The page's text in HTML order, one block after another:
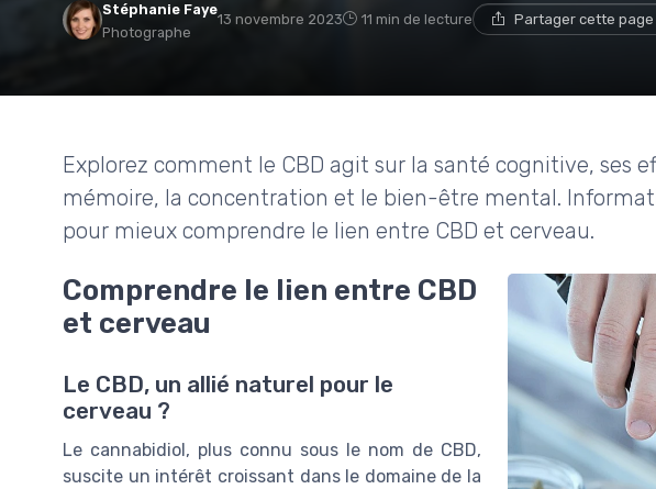
Stéphanie Faye
Photographe
13 novembre 2023 11 min de lecture Partager cette page
Explorez comment le CBD agit sur la santé cognitive, ses
mémoire, la concentration et le bien-être mental.
pour mieux comprendre le lien entre CBD et cerveau.
Comprendre le lien entre CBD
et cerveau
Le CBD, un allié naturel pour le
cerveau ?
Le cannabidiol, plus connu sous le nom de CBD,
suscite un intérêt croissant dans le domaine de la